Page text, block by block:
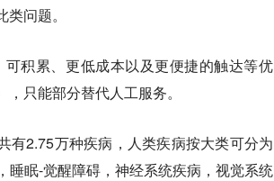
问题。
积累、更低成本以及更便捷的触达等优
只能部分替代人工服务。
有2.75万种疾病，人类疾病按大类可分为
眠-觉醒障碍，神经系统疾病，视觉系统